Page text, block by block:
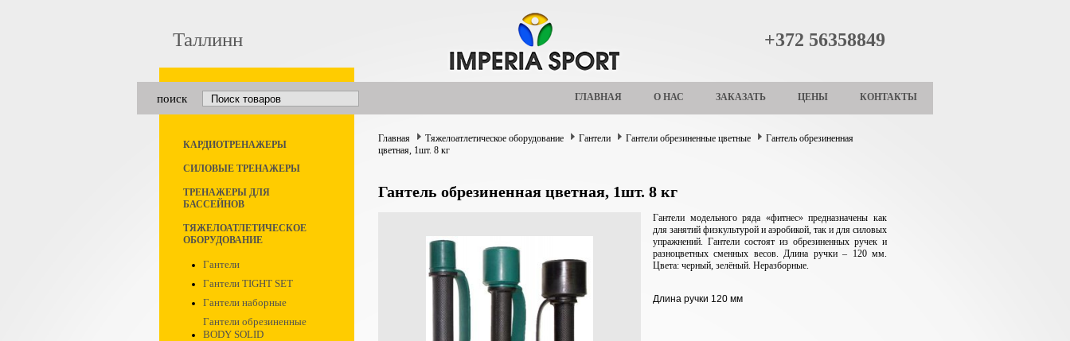
Таллинн +372 56358849
поиск ГЛАВНАЯ О НАС ЗАКАЗАТЬ ЦЕНЫ КОНТАКТЫ
КАРДИОТРЕНАЖЕРЫ
СИЛОВЫЕ ТРЕНАЖЕРЫ
ТРЕНАЖЕРЫ ДЛЯ
БАССЕЙНОВ
ТЯЖЕЛОАТЛЕТИЧЕСКОЕ
ОБОРУДОВАНИЕ
Гантели
Гантели TIGHT SET
Гантели наборные
Гантели обрезиненные
BODY SOLID
Главная Тяжелоатлетическое оборудование Гантели Гантели обрезиненные цветные
Гантель обрезиненная
цветная, 1шт. 8 кг
Гантель обрезиненная цветная, 1шт. 8 кг
Гантели модельного ряда «фитнес» предназначены как
для занятий физкультурой и аэробикой, так и для силовых
упражнений. Гантели состоят из обрезиненных ручек и
разноцветных сменных весов. Длина ручки – 120 мм.
Цвета: черный, зелёный. Неразборные.
Длина ручки 120 мм